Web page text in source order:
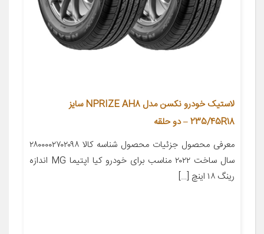
لاستیک خودرو نکسن مدل NPRIZE AH8 سایز
235/45R18 – دو حلقه
معرفی محصول جزئیات محصول شناسه کالا ۲۸۰۰۰۰۲۷۰۲۰۹۸
سال ساخت ۲۰۲۲ مناسب برای خودرو کیا اپتیما MG اندازه
رینگ ۱۸ اینچ […]